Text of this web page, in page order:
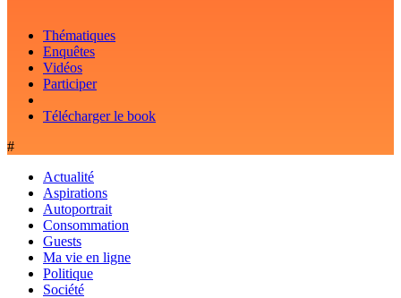
Thématiques
Enquêtes
Vidéos
Participer
Télécharger le book
#
Actualité
Aspirations
Autoportrait
Consommation
Guests
Ma vie en ligne
Politique
Société